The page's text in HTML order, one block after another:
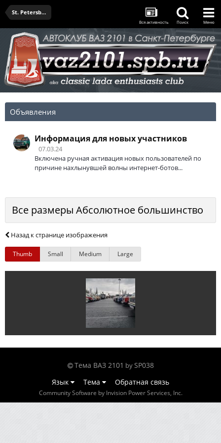
St. Petersburg Classic Grand Prix 2020
Вся активность Поиск Меню
Объявления
Информация для новых участников
07.03.24
Включена ручная активация новых пользователей по
причине нахлынувшей волны интернет-ботов...
Все размеры Абсолютное большинство
Назад к странице изображения
Thumb Small Medium Large
Тема ВАЗ 2101 by SP038
Язык
Тема Обратная связь
Community Software by Invision Power Services, Inc.